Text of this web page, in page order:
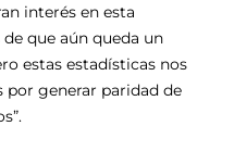
interés en esta
que aún queda un
estas estadísticas nos
por generar paridad de